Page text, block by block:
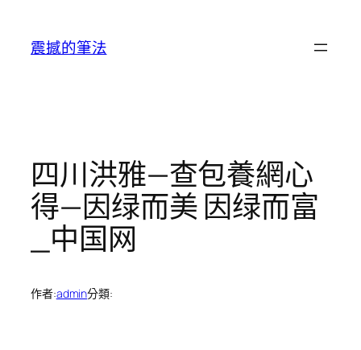
震撼的筆法
四川洪雅—查包養網心
得—因绿而美 因绿而富
_中国网
作者:admin分類: